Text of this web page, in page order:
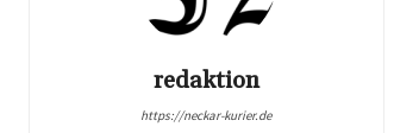
redaktion
https://neckar-kurier.de